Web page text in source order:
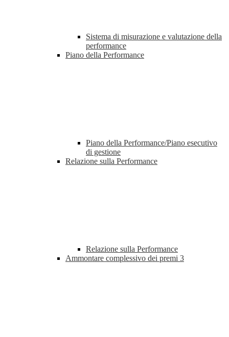
Sistema di misurazione e valutazione della
performance
Piano della Performance
Piano della Performance/Piano esecutivo
di gestione
Relazione sulla Performance
Relazione sulla Performance
Ammontare complessivo dei premi 3